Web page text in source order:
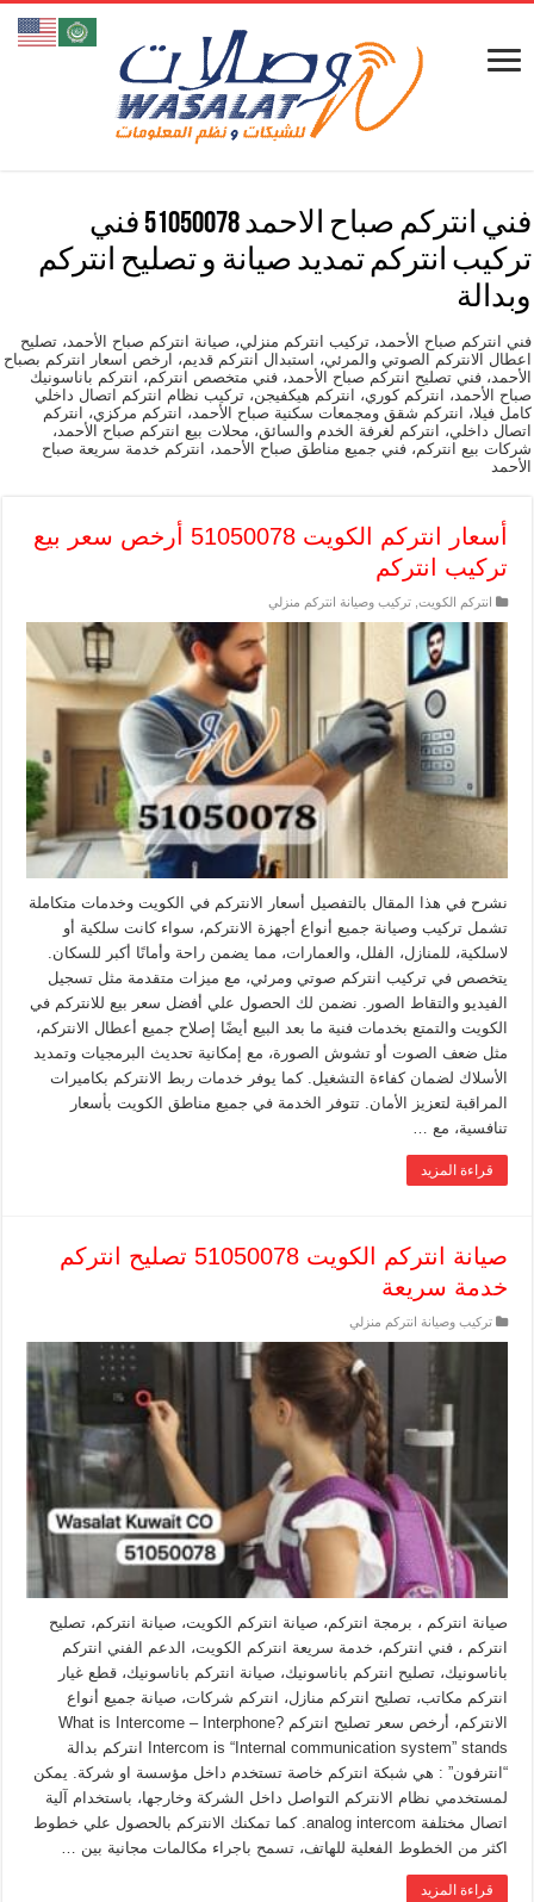
فني انتركم صباح الاحمد 51050078 فني
تركيب انتركم تمديد صيانة و تصليح انتركم
وبدالة
فني انتركم صباح الأحمد، تركيب انتركم منزلي، صيانة انتركم صباح الأحمد، تصليح
اعطال الانتركم الصوتي والمرئي، استبدال انتركم قديم، ارخص اسعار انتركم بصباح
الأحمد، فني تصليح انتركم صباح الأحمد، فني متخصص انتركم، انتركم باناسونيك
صباح الأحمد، انتركم كوري، انتركم هيكفيجن، تركيب نظام انتركم اتصال داخلي
كامل فيلا، انتركم شقق ومجمعات سكنية صباح الأحمد، انتركم مركزي، انتركم
اتصال داخلي، انتركم لغرفة الخدم والسائق، محلات بيع انتركم صباح الأحمد،
شركات بيع انتركم، فني جميع مناطق صباح الأحمد، انتركم خدمة سريعة صباح
الأحمد
أسعار انتركم الكويت 51050078 أرخص سعر بيع
تركيب انتركم
انتركم الكويت ,تركيب وصيانة انتركم منزلي
نشرح في هذا المقال بالتفصيل أسعار الانتركم في الكويت وخدمات متكاملة
تشمل تركيب وصيانة جميع أنواع أجهزة الانتركم، سواء كانت سلكية أو
لاسلكية، للمنازل، الفلل، والعمارات، مما يضمن راحة وأمانًا أكبر للسكان.
يتخصص في تركيب انتركم صوتي ومرئي، مع ميزات متقدمة مثل تسجيل
الفيديو والتقاط الصور. نضمن لك الحصول علي أفضل سعر بيع للانتركم في
الكويت والتمتع بخدمات فنية ما بعد البيع أيضًا إصلاح جميع أعطال الانتركم،
مثل ضعف الصوت أو تشوش الصورة، مع إمكانية تحديث البرمجيات وتمديد
الأسلاك لضمان كفاءة التشغيل. كما يوفر خدمات ربط الانتركم بكاميرات
المراقبة لتعزيز الأمان. تتوفر الخدمة في جميع مناطق الكويت بأسعار
تنافسية، مع …
قراءة المزيد
صيانة انتركم الكويت 51050078 تصليح انتركم
خدمة سريعة
تركيب وصيانة انتركم منزلي
صيانة انتركم ، برمجة انتركم، صيانة انتركم الكويت، صيانة انتركم، تصليح
انتركم ، فني انتركم، خدمة سريعة انتركم الكويت، الدعم الفني انتركم
باناسونيك، تصليح انتركم باناسونيك، صيانة انتركم باناسونيك، قطع غيار
انتركم مكاتب، تصليح انتركم منازل، انتركم شركات، صيانة جميع أنواع
الانتركم، أرخص سعر تصليح انتركم What is Intercome – Interphone?
Intercom is “Internal communication system” stands انتركم بدالة
“انترفون” : هي شبكة انتركم خاصة تستخدم داخل مؤسسة او شركة. يمكن
لمستخدمي نظام الانتركم التواصل داخل الشركة وخارجها، باستخدام آلية
اتصال مختلفة analog intercom. كما تمكنك الانتركم بالحصول علي خطوط
اكثر من الخطوط الفعلية للهاتف، تسمح باجراء مكالمات مجانية بين …
قراءة المزيد